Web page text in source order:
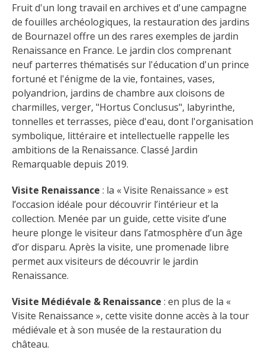
Fruit d'un long travail en archives et d'une campagne
de fouilles archéologiques, la restauration des jardins
de Bournazel offre un des rares exemples de jardin
Renaissance en France. Le jardin clos comprenant
neuf parterres thématisés sur l'éducation d'un prince
fortuné et l'énigme de la vie, fontaines, vases,
polyandrion, jardins de chambre aux cloisons de
charmilles, verger, "Hortus Conclusus", labyrinthe,
tonnelles et terrasses, pièce d'eau, dont l'organisation
symbolique, littéraire et intellectuelle rappelle les
ambitions de la Renaissance. Classé Jardin
Remarquable depuis 2019.
Visite Renaissance : la « Visite Renaissance » est
l’occasion idéale pour découvrir l’intérieur et la
collection. Menée par un guide, cette visite d’une
heure plonge le visiteur dans l’atmosphère d’un âge
d’or disparu. Après la visite, une promenade libre
permet aux visiteurs de découvrir le jardin
Renaissance.
Visite Médiévale & Renaissance : en plus de la «
Visite Renaissance », cette visite donne accès à la tour
médiévale et à son musée de la restauration du
château.